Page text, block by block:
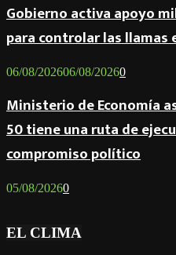
Gobierno activa apoyo
para controlar las llamas
06/08/202606/08/20260
Ministerio de Economía
50 tiene una ruta de
compromiso político
05/08/20260
EL CLIMA